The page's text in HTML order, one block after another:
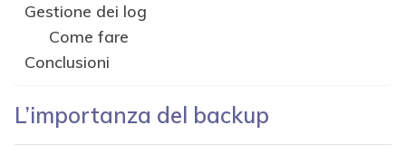
Gestione dei log
Come fare
Conclusioni
L’importanza del backup